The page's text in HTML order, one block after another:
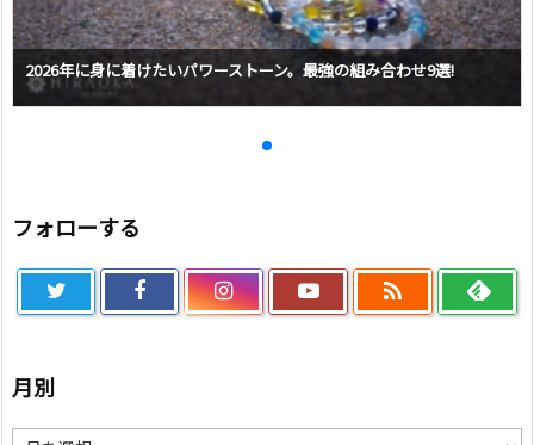
2026年に身に着けたいパワーストーン。最強の組み合わせ9選!
フォローする

月別